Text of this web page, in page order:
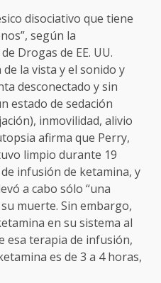
disociativo que tiene
según la
Drogas de EE. UU.
la vista y el sonido y
desconectado y sin
estado de sedación
inmovilidad, alivio
afirma que Perry,
limpio durante 19
infusión de ketamina, y
a cabo sólo “una
muerte. Sin embargo,
en su sistema al
esa terapia de infusión,
es de 3 a 4 horas,